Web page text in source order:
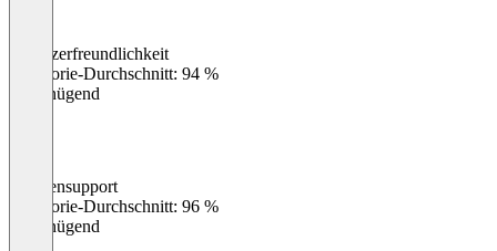
Benutzerfreundlichkeit
Kategorie-Durchschnitt: 94 %
Ungenügend
Kundensupport
Kategorie-Durchschnitt: 96 %
Ungenügend